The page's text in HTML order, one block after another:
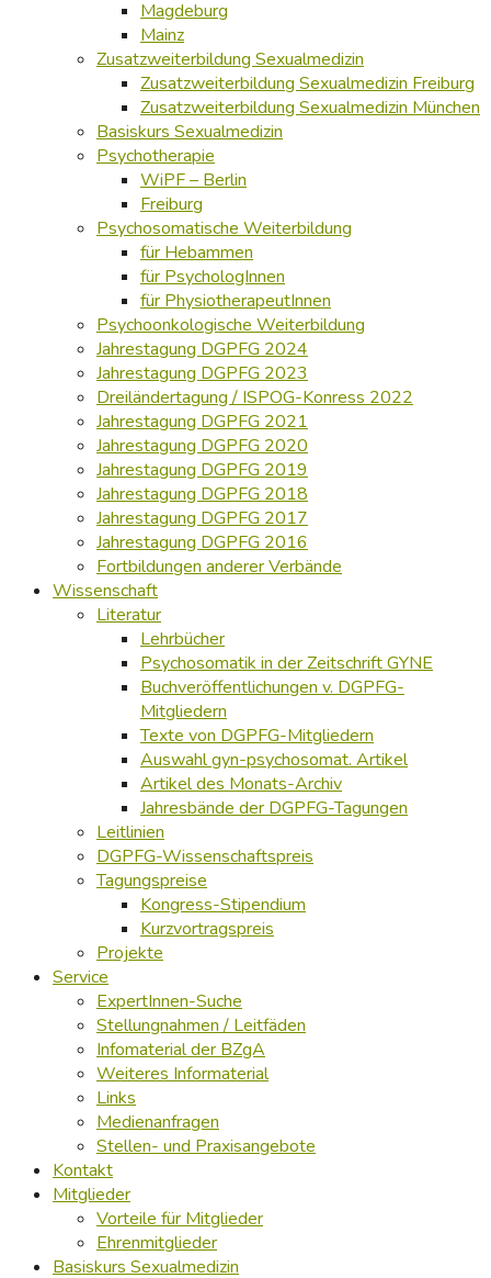
Magdeburg
Mainz
Zusatzweiterbildung Sexualmedizin
Zusatzweiterbildung Sexualmedizin Freiburg
Zusatzweiterbildung Sexualmedizin München
Basiskurs Sexualmedizin
Psychotherapie
WiPF – Berlin
Freiburg
Psychosomatische Weiterbildung
für Hebammen
für PsychologInnen
für PhysiotherapeutInnen
Psychoonkologische Weiterbildung
Jahrestagung DGPFG 2024
Jahrestagung DGPFG 2023
Dreiländertagung / ISPOG-Konress 2022
Jahrestagung DGPFG 2021
Jahrestagung DGPFG 2020
Jahrestagung DGPFG 2019
Jahrestagung DGPFG 2018
Jahrestagung DGPFG 2017
Jahrestagung DGPFG 2016
Fortbildungen anderer Verbände
Wissenschaft
Literatur
Lehrbücher
Psychosomatik in der Zeitschrift GYNE
Buchveröffentlichungen v. DGPFG-
Mitgliedern
Texte von DGPFG-Mitgliedern
Auswahl gyn-psychosomat. Artikel
Artikel des Monats-Archiv
Jahresbände der DGPFG-Tagungen
Leitlinien
DGPFG-Wissenschaftspreis
Tagungspreise
Kongress-Stipendium
Kurzvortragspreis
Projekte
Service
ExpertInnen-Suche
Stellungnahmen / Leitfäden
Infomaterial der BZgA
Weiteres Informaterial
Links
Medienanfragen
Stellen- und Praxisangebote
Kontakt
Mitglieder
Vorteile für Mitglieder
Ehrenmitglieder
Basiskurs Sexualmedizin